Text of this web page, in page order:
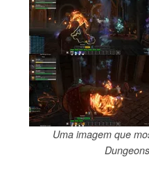
Uma imagem que